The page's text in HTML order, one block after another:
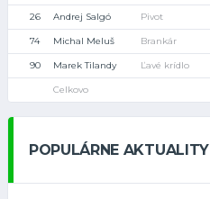
26 Andrej Salgó Pivot
74 Michal Meluš Brankár
90 Marek Tilandy Ľavé krídlo
Celkovo
POPULÁRNE AKTUALITY